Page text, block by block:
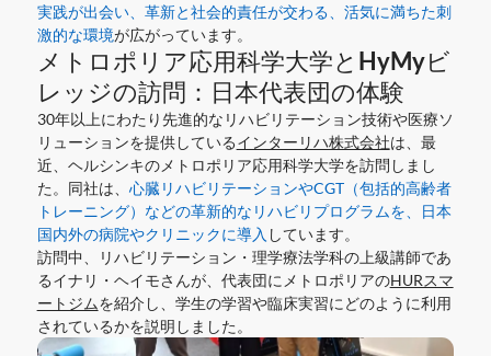
実践が出会い、革新と社会的責任が交わる、活気に満ちた刺
激的な環境が広がっています。
メトロポリア応用科学大学とHyMyビ
レッジの訪問：日本代表団の体験
30年以上にわたり先進的なリハビリテーション技術や医療ソ
リューションを提供しているインターリハ株式会社は、最
近、ヘルシンキのメトロポリア応用科学大学を訪問しまし
た。同社は、 心臓リハビリテーションやCGT（包括的高齢者
トレーニング）などの革新的なリハビリプログラムを、日本
国内外の病院やクリニックに導入 しています。
訪問中、リハビリテーション・理学療法学科の上級講師であ
るイナリ・ヘイモさんが、代表団にメトロポリアのHURスマ
ートジムを紹介し、学生の学習や臨床実習にどのように利用
されているかを説明しました。